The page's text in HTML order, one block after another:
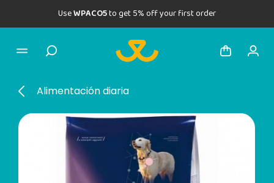
UseWPACO5to get 5% off your first order
Alimentación diaria